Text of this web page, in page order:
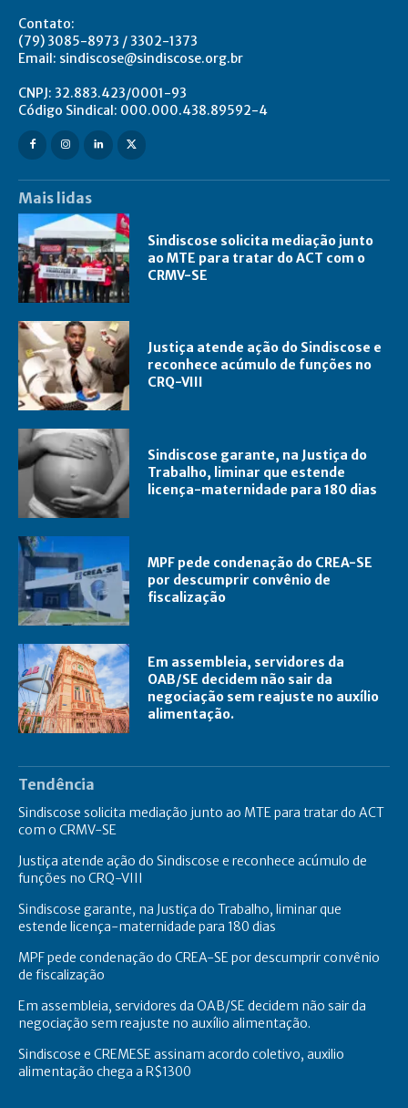
Contato:
(79) 3085-8973 / 3302-1373
Email: sindiscose@sindiscose.org.br
CNPJ: 32.883.423/0001-93
Código Sindical: 000.000.438.89592-4
Mais lidas
Sindiscose solicita mediação junto
ao MTE para tratar do ACT com o
CRMV-SE
Justiça atende ação do Sindiscose e
reconhece acúmulo de funções no
CRQ-VIII
Sindiscose garante, na Justiça do
Trabalho, liminar que estende
licença-maternidade para 180 dias
MPF pede condenação do CREA-SE
por descumprir convênio de
fiscalização
Em assembleia, servidores da
OAB/SE decidem não sair da
negociação sem reajuste no auxílio
alimentação.
Tendência
Sindiscose solicita mediação junto ao MTE para tratar do ACT
com o CRMV-SE
Justiça atende ação do Sindiscose e reconhece acúmulo de
funções no CRQ-VIII
Sindiscose garante, na Justiça do Trabalho, liminar que
estende licença-maternidade para 180 dias
MPF pede condenação do CREA-SE por descumprir convênio
de fiscalização
Em assembleia, servidores da OAB/SE decidem não sair da
negociação sem reajuste no auxílio alimentação.
Sindiscose e CREMESE assinam acordo coletivo, auxilio
alimentação chega a R$1300